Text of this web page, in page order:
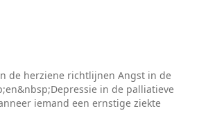
de herziene richtlijnen Angst in de
in de palliatieve
iemand een ernstige ziekte
impact op het leven van diegene